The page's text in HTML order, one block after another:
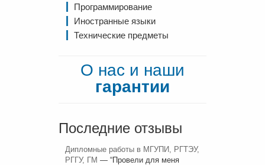
Программирование
Иностранные языки
Технические предметы
О нас и наши
гарантии
Последние отзывы
Дипломные работы в МГУПИ, РГТЭУ,
РГГУ, ГМ — “Провели для меня